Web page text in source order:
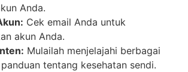
Anda.
Cek email Anda untuk
akun Anda.
Mulailah menjelajahi berbagai
tentang kesehatan sendi.